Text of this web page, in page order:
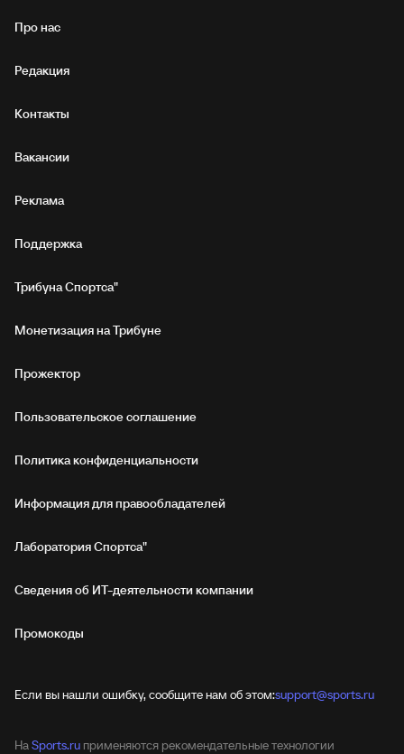
Про нас
Редакция
Контакты
Вакансии
Реклама
Поддержка
Трибуна Спортса"
Монетизация на Трибуне
Прожектор
Пользовательское соглашение
Политика конфиденциальности
Информация для правообладателей
Лаборатория Спортса"
Сведения об ИТ‑деятельности компании
Промокоды
Если вы нашли ошибку, сообщите нам об этом:support@sports.ru
НаSports.ru применяются рекомендательные технологии